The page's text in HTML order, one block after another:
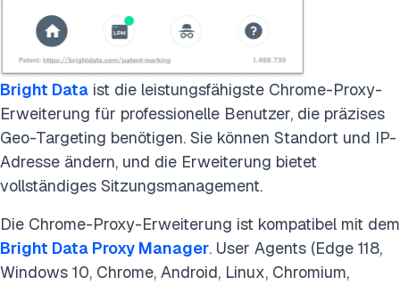
Bright Data ist die leistungsfähigste Chrome-Proxy-
Erweiterung für professionelle Benutzer, die präzises
Geo-Targeting benötigen. Sie können Standort und IP-
Adresse ändern, und die Erweiterung bietet
vollständiges Sitzungsmanagement.
Die Chrome-Proxy-Erweiterung ist kompatibel mit dem
Bright Data Proxy Manager. User Agents (Edge 118,
Windows 10, Chrome, Android, Linux, Chromium,